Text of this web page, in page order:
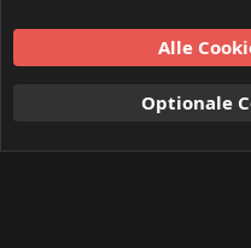
Alle
Optionale